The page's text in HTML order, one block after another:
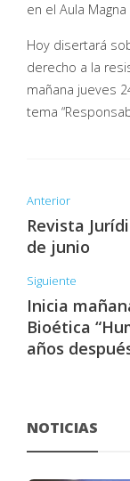
en el Aula
Hoy disertará
derecho a la
mañana jueves
tema
Anterior
Revista
de junio
Siguiente
Inicia
Bioética
años
NOTICIAS